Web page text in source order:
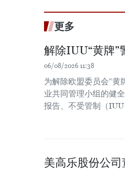
更多
解除IUU“黄牌”
06/08/2026 11:38
为解除欧盟委员会“黄
业共同管理小组的健
报告、不受管制（IUU
美高乐股份公